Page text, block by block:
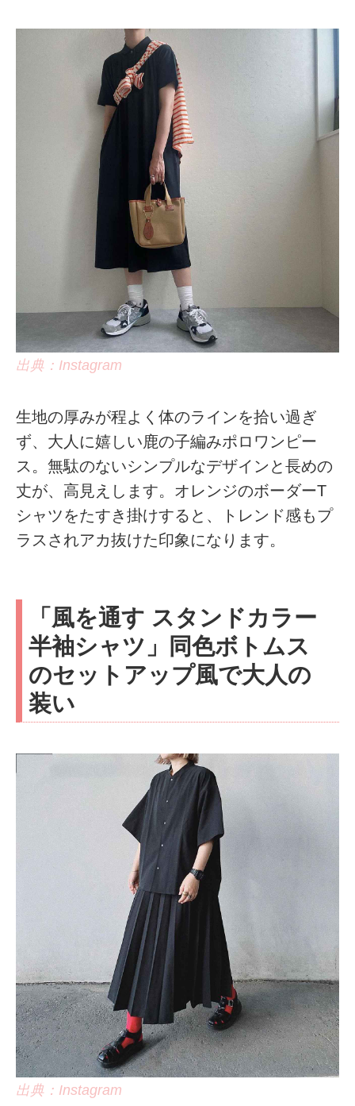
出典：Instagram
生地の厚みが程よく体のラインを拾い過ぎ
ず、大人に嬉しい鹿の子編みポロワンピー
ス。無駄のないシンプルなデザインと長めの
丈が、高見えします。オレンジのボーダーT
シャツをたすき掛けすると、トレンド感もプ
ラスされアカ抜けた印象になります。
「風を通す スタンドカラー
半袖シャツ」同色ボトムス
のセットアップ風で大人の
装い
出典：Instagram